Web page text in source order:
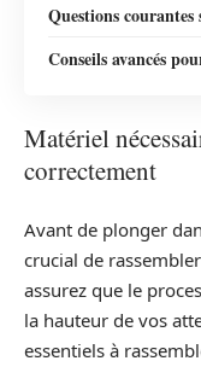
Questions
Conseils avancés
Matériel
correctement
Avant de plonger
crucial de
assurez que le
la hauteur de vos
essentiels à